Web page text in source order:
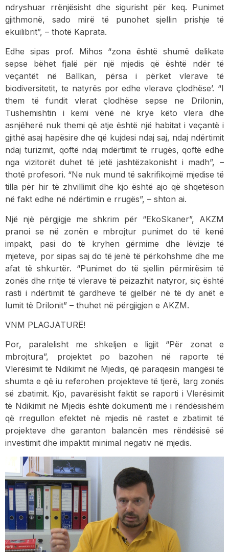
ndryshuar rrënjësisht dhe sigurisht për keq. Punimet
gjithmonë, sado mirë të punohet sjellin prishje të
ekuilibrit”, – thotë Kaprata.
Edhe sipas prof. Mihos “zona është shumë delikate
sepse bëhet fjalë për një mjedis që është ndër të
veçantët në Ballkan, përsa i përket vlerave të
biodiversitetit, te natyrës por edhe vlerave çlodhëse’. “I
them të fundit vlerat çlodhëse sepse ne Drilonin,
Tushemishtin i kemi vënë në krye këto vlera dhe
asnjëherë nuk themi që atje është një habitat i veçantë i
gjithë asaj hapësire dhe që kujdesi ndaj saj, ndaj ndërtimit
ndaj turizmit, qoftë ndaj mdërtimit të rrugës, qoftë edhe
nga vizitorët duhet të jetë jashtëzakonisht i madh”, –
thotë profesori. “Ne nuk mund të sakrifikojmë mjedise të
tilla për hir të zhvillimit dhe kjo është ajo që shqetëson
në fakt edhe në ndërtimin e rrugës”, – shton ai.
Një një përgjigje me shkrim për “EkoSkaner”, AKZM
pranoi se në zonën e mbrojtur punimet do të kenë
impakt, pasi do të kryhen gërmime dhe lëvizje të
mjeteve, por sipas saj do të jenë të përkohshme dhe me
afat të shkurtër. “Punimet do të sjellin përmirësim të
zonës dhe rritje të vlerave të peizazhit natyror, siç është
rasti i ndërtimit të gardheve të gjelbër në të dy anët e
lumit të Drilonit” – thuhet në përgjigjen e AKZM.
VNM PLAGJATURË!
Por, paralelisht me shkeljen e ligjit “Për zonat e
mbrojtura”, projektet po bazohen në raporte të
Vlerësimit të Ndikimit në Mjedis, që paraqesin mangësi të
shumta e që iu referohen projekteve të tjerë, larg zonës
së zbatimit. Kjo, pavarësisht faktit se raporti i Vlerësimit
të Ndikimit në Mjedis është dokumenti më i rëndësishëm
që rregullon efektet në mjedis në rastet e zbatimit të
projekteve dhe garanton balancën mes rëndësisë së
investimit dhe impaktit minimal negativ në mjedis.